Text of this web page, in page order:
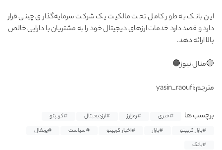
این بانک به طور کامل تحت مالکیت یک شرکت سرمایه‌گذاری چینی قرار
دارد و قصد دارد خدمات ارزهای دیجیتال خود را به مشتریان با دارایی خالص
بالا ارائه دهد.
🔴منال نیوز🔵
مترجم:yasin_raoufi
برچسب ها #خبری #رمزارز #ارزدیجیتال
#کریپتو
#بازار کریپتو
#بازار #اخبار کریپتو #سیاست
#پرتغال
#بانک